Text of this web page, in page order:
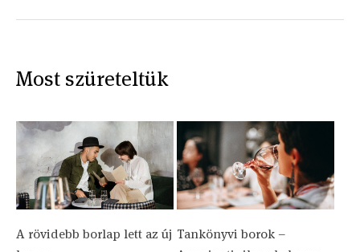
Most szüreteltük
A rövidebb borlap lett az új Tankönyvi borok –